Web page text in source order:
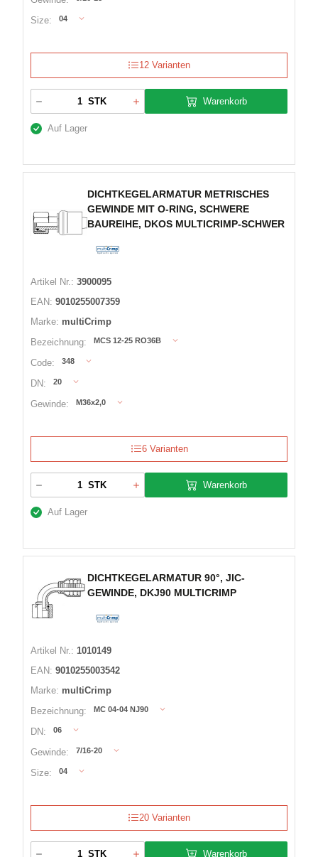
Size: 04
12 Varianten
STK Warenkorb
Auf Lager
DICHTKEGELARMATUR METRISCHES
GEWINDE MIT O-RING, SCHWERE
BAUREIHE, DKOS MULTICRIMP-SCHWER
Artikel Nr.: 3900095
EAN: 9010255007359
Marke: multiCrimp
Bezeichnung:
MCS 12-25 RO36B
Code: 348
DN: 20
Gewinde: M36x2,0
6 Varianten
STK Warenkorb
Auf Lager
DICHTKEGELARMATUR 90°, JIC-
GEWINDE, DKJ90 MULTICRIMP
Artikel Nr.: 1010149
EAN: 9010255003542
Marke: multiCrimp
Bezeichnung:
MC 04-04 NJ90
DN: 06
Gewinde: 7/16-20
Size: 04
20 Varianten
STK Warenkorb